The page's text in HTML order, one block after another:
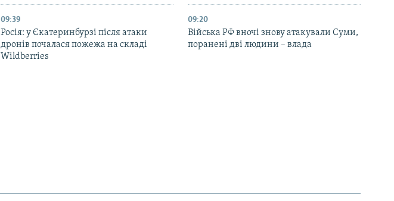
09:39
Росія: у Єкатеринбурзі після атаки
дронів почалася пожежа на складі
Wildberries
09:20
Війська РФ вночі знову атакували Суми,
поранені дві людини – влада